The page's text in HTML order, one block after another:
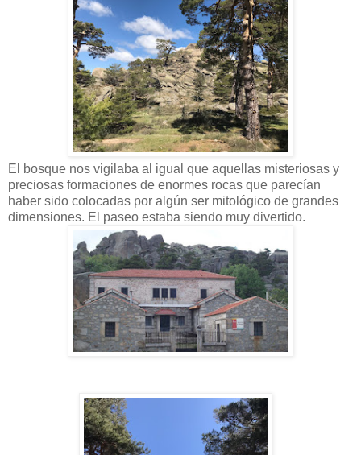
El bosque nos vigilaba al igual que aquellas misteriosas y
preciosas formaciones de enormes rocas que parecían
haber sido colocadas por algún ser mitológico de grandes
dimensiones. El paseo estaba siendo muy divertido.